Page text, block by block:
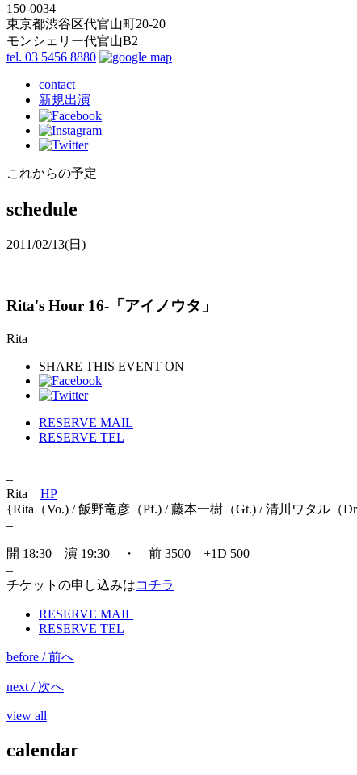
150-0034
東京都渋谷区代官山町20-20
モンシェリー代官山B2
tel. 03 5456 8880
contact
新規出演
これからの予定
schedule
2011/02/13(日)
Rita's Hour 16-「アイノウタ」
Rita
SHARE THIS EVENT ON
RESERVE MAIL
RESERVE TEL
–
Rita HP
{Rita（Vo.) / 飯野竜彦（Pf.) / 藤本一樹（Gt.) / 清川ワタル（
–
開 18:30 演 19:30 ・ 前 3500 +1D 500
–
チケットの申し込みはコチラ
RESERVE MAIL
RESERVE TEL
before / 前へ
next / 次へ
view all
calendar